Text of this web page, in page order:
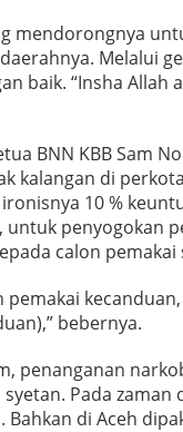
mendorongnya
Melalui
baik. “Insha Allah
BNN KBB Sam
kalangan di
ironisnya 10 %
penyogokan
calon pemakai
pemakai
bebernya.
penanganan
Pada
Bahkan di Aceh